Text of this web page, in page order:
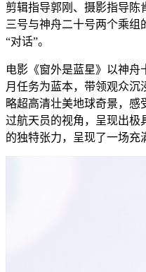
剪辑指导郭刚、摄影指导陈
三号与神舟二十号两个乘组
“对话”。
电影《窗外是蓝星》以神舟
月任务为蓝本，带领观众沉
略超高清壮美地球奇景，感
过航天员的视角，呈现出极
的独特张力，呈现了一场充